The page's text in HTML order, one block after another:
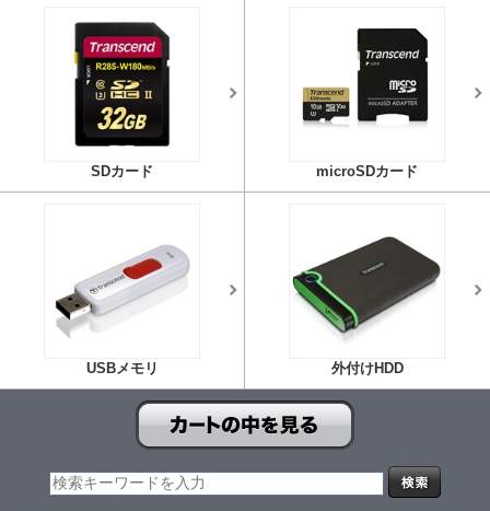
SDカード microSDカード
USBメモリ 外付けHDD